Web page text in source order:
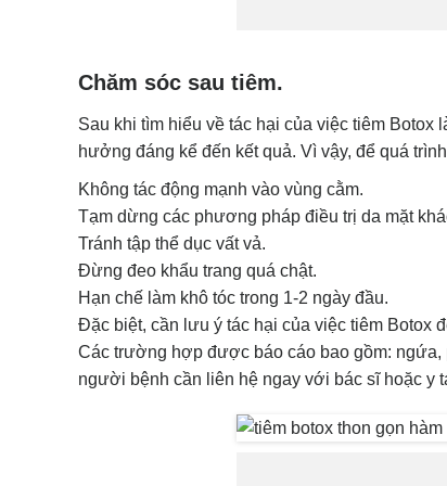
Chăm sóc sau tiêm.
Sau khi tìm hiểu về tác hại của việc tiêm Botox
hưởng đáng kể đến kết quả. Vì vậy, để quá
Không tác động mạnh vào vùng cằm.
Tạm dừng các phương pháp điều trị da mặt
Tránh tập thể dục vất vả.
Đừng đeo khẩu trang quá chật.
Hạn chế làm khô tóc trong 1-2 ngày đầu.
Đặc biệt, cần lưu ý tác hại của việc tiêm Botox
Các trường hợp được báo cáo bao gồm: ngứa,
người bệnh cần liên hệ ngay với bác sĩ hoặc y